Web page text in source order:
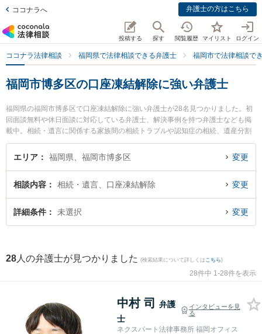
ココナラへ 弁護士の方はこちら
投稿する 探す 閲覧履歴 マイリスト ログイン
ココナラ法律相談 福岡県で法律相談できる弁護士 福岡市で法律相談で
福岡市博多区の口座凍結解除に強い弁護士
福岡県の福岡市博多区で口座凍結解除に強い弁護士が28名見つかりました。初
回面談無料や休日面談に対応している弁護士、解決事例を持つ弁護士なども掲
載中。相続・遺言に関係する家族間の相続トラブルや認知症の相続、遺産分割
等の細かな分野での絞り込み検索もでき便利です。特にネクスパート法律事務
所 福岡オフィスの中村 司弁護士や弁護士法人RITA総合法律事務所 福岡事務所
市博多区で土日や夜間に発生した口座凍結解除のトラブルを今すぐに弁護士に
相談したい』『口座凍結解除のトラブル解決の実績豊富な近くの弁護士を検索
したい』『初回相談無料で口座凍結解除を法律相談できる福岡市博多区内の弁
エリア 福岡県、福岡市博多区 変更
相談内容 相続・遺言、口座凍結解除 変更
詳細条件 未選択 変更
28 人の弁護士が見つかりました (検索結果について詳しくは こちら)
28件中 1-28件を表示
中村 司
弁護
士
インタビューを見
る
ネクスパート法律事務所 福岡オフィス